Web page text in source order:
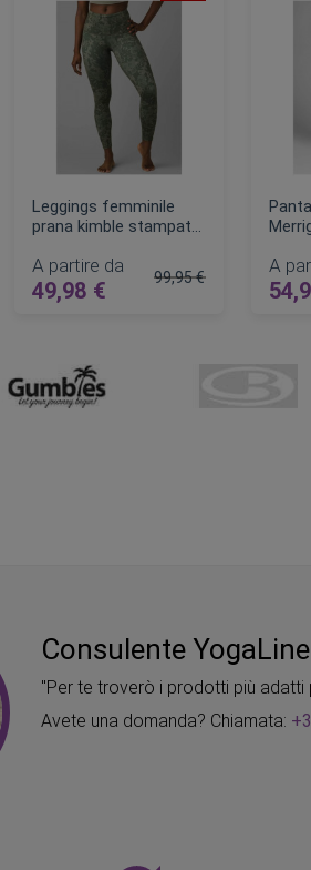
Leggings femminile
prana kimble stampata
A partire da
49,98 €
99,95 €
A
Consulente
"Per te troverò i prodotti più adatti
Avete una domanda? Chiamata: